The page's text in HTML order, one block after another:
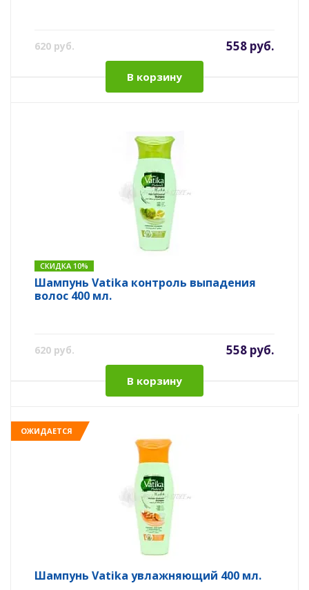
620 руб. 558 руб.
В корзину
СКИДКА 10%
Шампунь Vatika контроль выпадения
волос 400 мл.
620 руб. 558 руб.
В корзину
ОЖИДАЕТСЯ
Шампунь Vatika увлажняющий 400 мл.